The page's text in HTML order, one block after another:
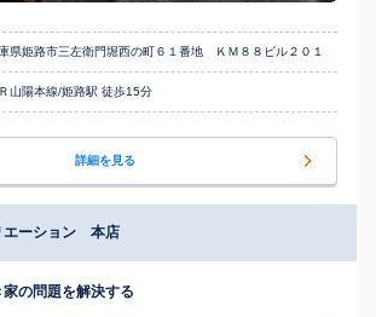
県姫路市三左衛門堀西の町６１番地 ＫＭ８８ビル２０１
Ｒ山陽本線/姫路駅 徒歩15分
詳細を見る
エーション 本店
の問題を解決する